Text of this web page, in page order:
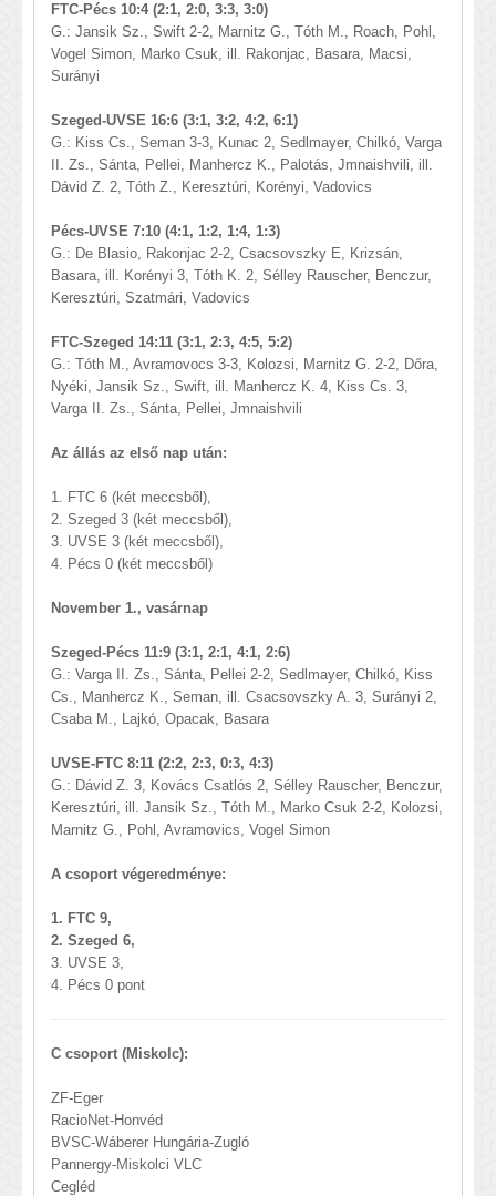
FTC-Pécs 10:4 (2:1, 2:0, 3:3, 3:0)
G.: Jansik Sz., Swift 2-2, Marnitz G., Tóth M., Roach, Pohl,
Vogel Simon, Marko Csuk, ill. Rakonjac, Basara, Macsi,
Surányi
Szeged-UVSE 16:6 (3:1, 3:2, 4:2, 6:1)
G.: Kiss Cs., Seman 3-3, Kunac 2, Sedlmayer, Chilkó, Varga
II. Zs., Sánta, Pellei, Manhercz K., Palotás, Jmnaishvili, ill.
Dávid Z. 2, Tóth Z., Keresztúri, Korényi, Vadovics
Pécs-UVSE 7:10 (4:1, 1:2, 1:4, 1:3)
G.: De Blasio, Rakonjac 2-2, Csacsovszky E, Krizsán,
Basara, ill. Korényi 3, Tóth K. 2, Sélley Rauscher, Benczur,
Keresztúri, Szatmári, Vadovics
FTC-Szeged 14:11 (3:1, 2:3, 4:5, 5:2)
G.: Tóth M., Avramovocs 3-3, Kolozsi, Marnitz G. 2-2, Dőra,
Nyéki, Jansik Sz., Swift, ill. Manhercz K. 4, Kiss Cs. 3,
Varga II. Zs., Sánta, Pellei, Jmnaishvili
Az állás az első nap után:
1. FTC 6 (két meccsből),
2. Szeged 3 (két meccsből),
3. UVSE 3 (két meccsből),
4. Pécs 0 (két meccsből)
November 1., vasárnap
Szeged-Pécs 11:9 (3:1, 2:1, 4:1, 2:6)
G.: Varga II. Zs., Sánta, Pellei 2-2, Sedlmayer, Chilkó, Kiss
Cs., Manhercz K., Seman, ill. Csacsovszky A. 3, Surányi 2,
Csaba M., Lajkó, Opacak, Basara
UVSE-FTC 8:11 (2:2, 2:3, 0:3, 4:3)
G.: Dávid Z. 3, Kovács Csatlós 2, Sélley Rauscher, Benczur,
Keresztúri, ill. Jansik Sz., Tóth M., Marko Csuk 2-2, Kolozsi,
Marnitz G., Pohl, Avramovics, Vogel Simon
A csoport végeredménye:
1. FTC 9,
2. Szeged 6,
3. UVSE 3,
4. Pécs 0 pont
C csoport (Miskolc):
ZF-Eger
RacioNet-Honvéd
BVSC-Wáberer Hungária-Zugló
Pannergy-Miskolci VLC
Cegléd